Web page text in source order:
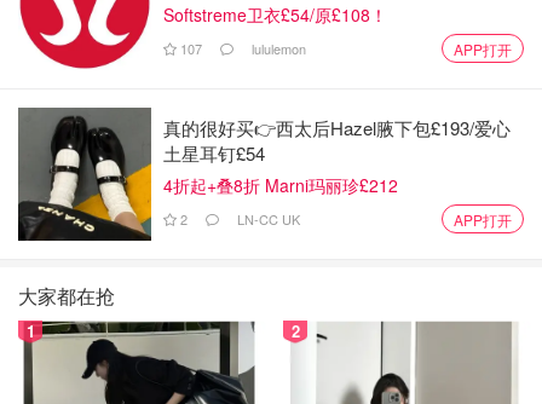
Softstreme卫衣£54/原£108！
107 lululemon APP打开
真的很好买👉西太后Hazel腋下包£193/爱心
土星耳钉£54
4折起+叠8折 Marni玛丽珍£212
2 LN-CC UK APP打开
大家都在抢
1 2